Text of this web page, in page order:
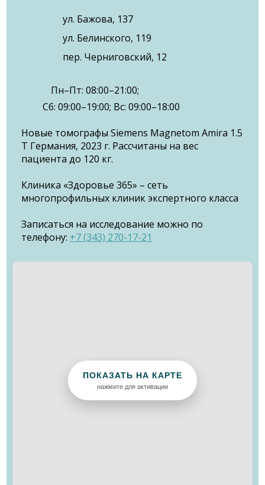
ул. Бажова, 137
ул. Белинского, 119
пер. Черниговский, 12
Пн–Пт: 08:00–21:00;
Сб: 09:00–19:00; Вс: 09:00–18:00
Новые томографы Siemens Magnetom Amira 1.5
T Германия, 2023 г. Рассчитаны на вес
пациента до 120 кг.
Клиника «Здоровье 365» – сеть
многопрофильных клиник экспертного класса
Записаться на исследование можно по
телефону: +7 (343) 270-17-21
ПОКАЗАТЬ НА КАРТЕ
нажмите для активации